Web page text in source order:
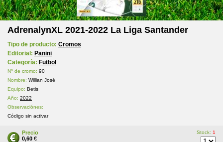
AdrenalynXL 2021-2022 La Liga Santander
Tipo de producto: Cromos
Editorial: Panini
Categoría: Futbol
Nº de cromo: 90
Nombre: Willian José
Equipo: Betis
Año: 2022
Observaciónes:
Código sin activar
Precio
0,60 €
Stock: 1